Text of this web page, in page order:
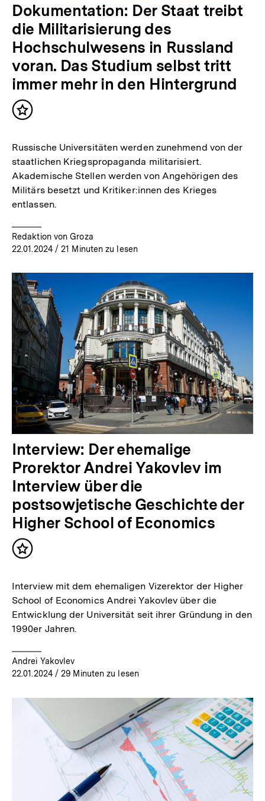
Dokumentation: Der Staat treibt
die Militarisierung des
Hochschulwesens in Russland
voran. Das Studium selbst tritt
immer mehr in den Hintergrund
Inhalt
Russische Universitäten werden zunehmend von der
staatlichen Kriegspropaganda militarisiert.
Akademische Stellen werden von Angehörigen des
Militärs besetzt und Kritiker:innen des Krieges
entlassen.
Redaktion von Groza
22.01.2024/ 21 Minuten zu lesen
Interview: Der ehemalige
Prorektor Andrei Yakovlev im
Interview über die
postsowjetische Geschichte der
Higher School of Economics
Inhalt
Interview mit dem ehemaligen Vizerektor der Higher
School of Economics Andrei Yakovlev über die
Entwicklung der Universität seit ihrer Gründung in den
1990er Jahren.
Andrei Yakovlev
22.01.2024/ 29 Minuten zu lesen